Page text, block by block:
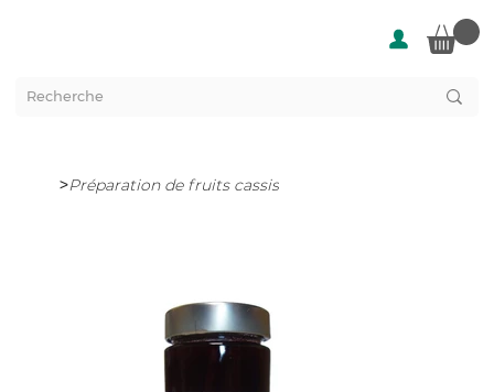
>Préparation de fruits cassis